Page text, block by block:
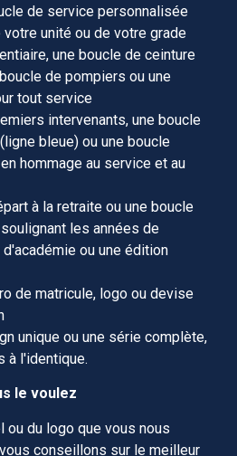
de service personnalisée
unité ou de votre grade
une boucle de ceinture
de pompiers ou une
tout service
intervenants, une boucle
bleue) ou une boucle
hommage au service et au
à la retraite ou une boucle
les années de
ou une édition
de matricule, logo ou devise
unique ou une série complète,
à l'identique.
le voulez
ou du logo que vous nous
conseillons sur le meilleur